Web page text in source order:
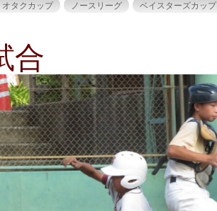
オタクカップ ノースリーグ ベイスターズカップ
合